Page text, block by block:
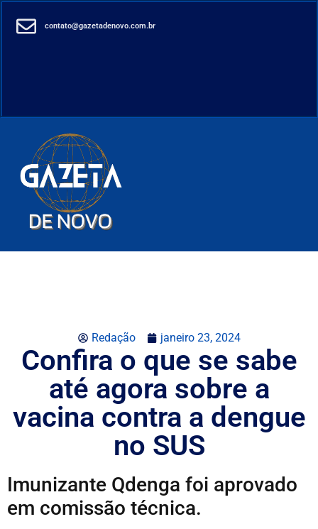
contato@gazetadenovo.com.br
Redação janeiro 23, 2024
Confira o que se sabe
até agora sobre a
vacina contra a dengue
no SUS
Imunizante Qdenga foi aprovado
em comissão técnica.